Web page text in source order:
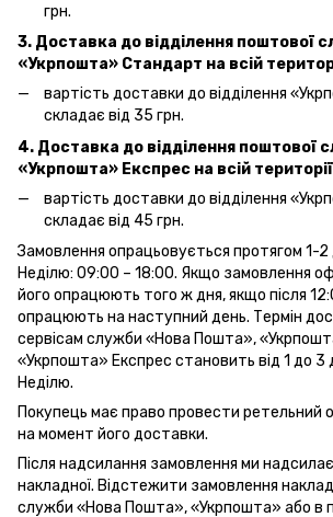
грн.
3. Доставка до відділення поштової
«Укрпошта» Стандарт на всій
вартість доставки до відділення
складає від 35 грн.
4. Доставка до відділення поштової
«Укрпошта» Експрес на всій
вартість доставки до відділення
складає від 45 грн.
Замовлення опрацьовується протягом 1-2
Неділю: 09:00 – 18:00. Якщо замовлення
його опрацюють того ж дня, якщо після
опрацюють на наступний день. Термін
сервісам служби «Нова Пошта»,
«Укрпошта» Експрес становить від 1 до 3
Неділю.
Покупець має право провести ретельний
на момент його доставки.
Після надсилання замовлення ми
накладної. Відстежити замовлення
служби «Нова Пошта», «Укрпошта» або в